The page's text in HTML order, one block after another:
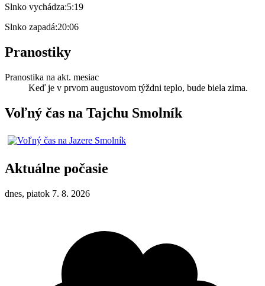
Slnko vychádza:5:19
Slnko zapadá:20:06
Pranostiky
Pranostika na akt. mesiac
Keď je v prvom augustovom týždni teplo, bude biela zima.
Voľný čas na Tajchu Smolník
Aktuálne počasie
dnes, piatok 7. 8. 2026